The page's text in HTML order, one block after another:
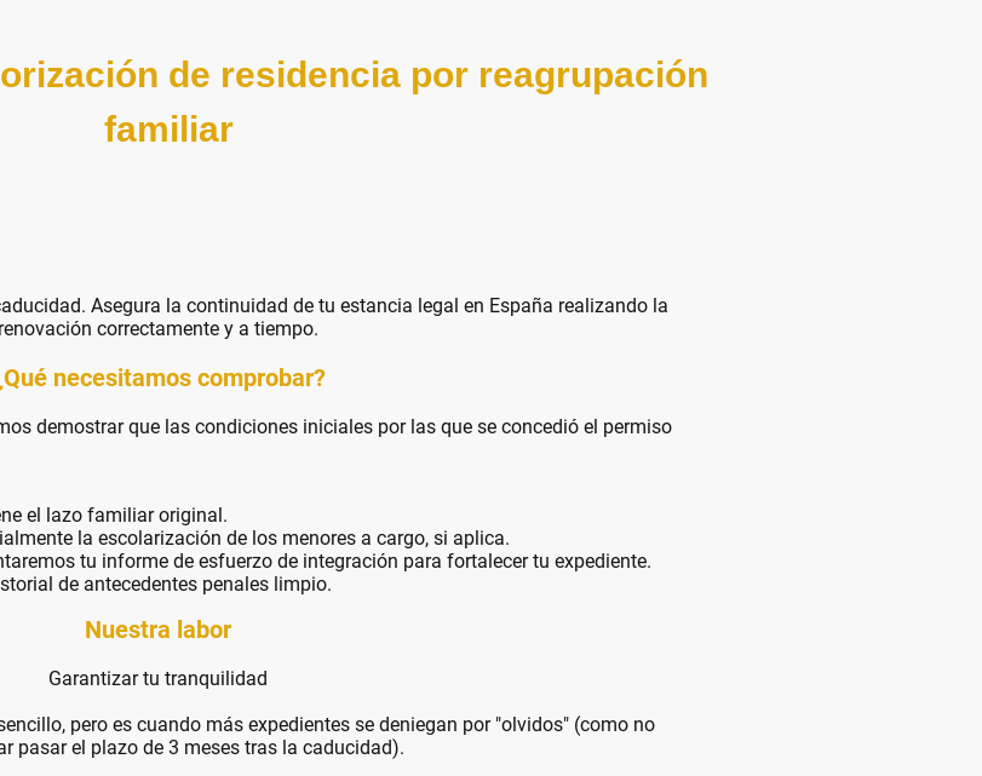
de residencia por reagrupación
familiar
Asegura la continuidad de tu estancia legal en España realizando la
renovación correctamente y a tiempo.
necesitamos comprobar?
demostrar que las condiciones iniciales por las que se concedió el permiso
el lazo familiar original.
la escolarización de los menores a cargo, si aplica.
tu informe de esfuerzo de integración para fortalecer tu expediente.
de antecedentes penales limpio.
Nuestra labor
Garantizar tu tranquilidad
pero es cuando más expedientes se deniegan por "olvidos" (como no
pasar el plazo de 3 meses tras la caducidad).